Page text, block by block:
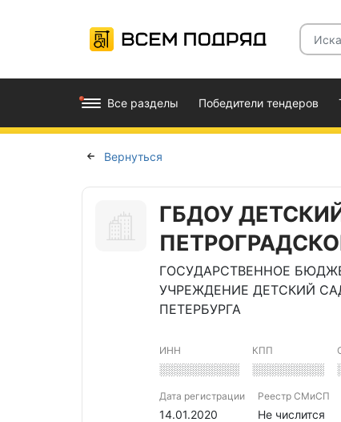
Все разделы Победители тендеров
Вернуться
ГБДОУ
ГОСУДАРСТВЕННОЕ
УЧРЕЖДЕНИЕ ДЕТСКИЙ
ПЕТЕРБУРГА
ИНН
░░░░░░░░░░
КПП
░░░░░░░░░
Дата регистрации
14.01.2020
Реестр СМиСП
Не числится